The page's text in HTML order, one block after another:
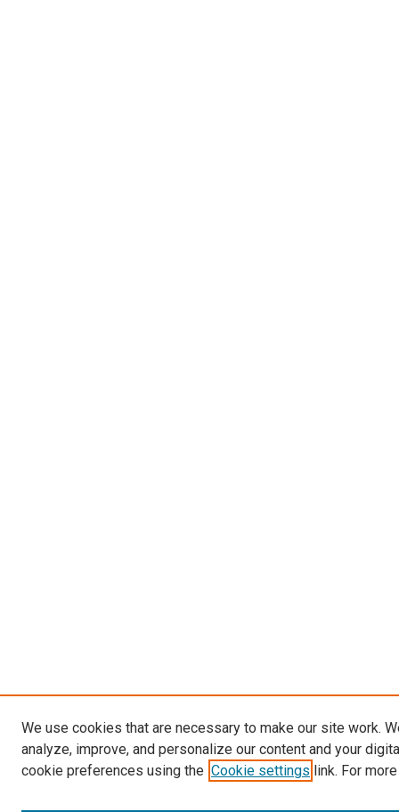
We use cookies that are necessary to make our site work.
analyze, improve, and personalize our content and your
cookie preferences using the Cookie settings link. For